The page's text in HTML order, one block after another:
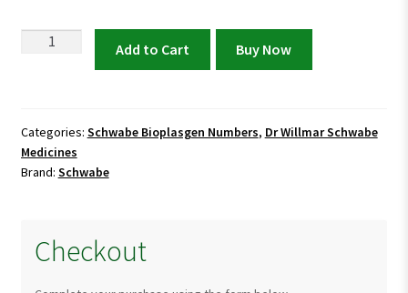
Schwabe
Tablets
quantity
Add to Cart Buy Now
Categories: Schwabe Bioplasgen Numbers, Dr Willmar Schwabe
Medicines
Brand: Schwabe
Checkout